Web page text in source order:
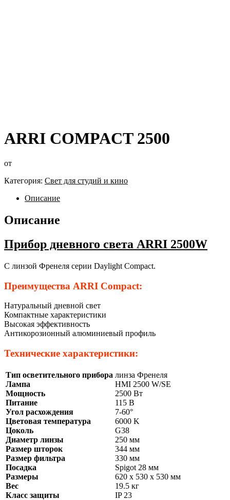
ARRI COMPACT 2500
от
Категория: Свет для студий и кино
Описание
Описание
Прибор дневного света ARRI 2500W
С линзой Френеля серии Daylight Compact.
Преимущества ARRI Compact:
Натуральный дневной свет
Компактные характеристики
Высокая эффективность
Антикорозионный алюминиевый профиль
Технические характеристики:
Тип осветительного прибора
Лампа
Мощность
Питание
Угол расхождения
Цветовая температура
Цоколь
Диаметр линзы
Размер шторок
Размер фильтра
Посадка
Размеры
Вес
Класс защиты
линза Френеля
HMI 2500 W/SE
2500 Вт
115 В
7-60°
6000 K
G38
250 мм
344 мм
330 мм
Spigot 28 мм
620 х 530 х 530 мм
19.5 кг
IP 23